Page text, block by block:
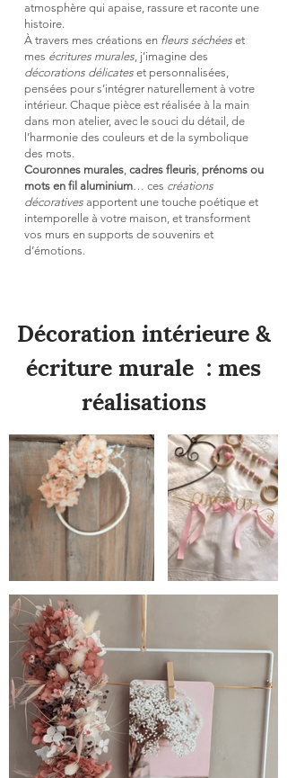
atmosphère qui apaise, rassure et raconte une
histoire.
À travers mes créations en fleurs séchées et
mes écritures murales, j’imagine des
décorations délicates et personnalisées,
pensées pour s’intégrer naturellement à votre
intérieur. Chaque pièce est réalisée à la main
dans mon atelier, avec le souci du détail, de
l’harmonie des couleurs et de la symbolique
des mots.
Couronnes murales, cadres fleuris, prénoms ou
mots en fil aluminium… ces créations
décoratives apportent une touche poétique et
intemporelle à votre maison, et transforment
vos murs en supports de souvenirs et
d’émotions.
Décoration intérieure &
écriture murale : mes
réalisations